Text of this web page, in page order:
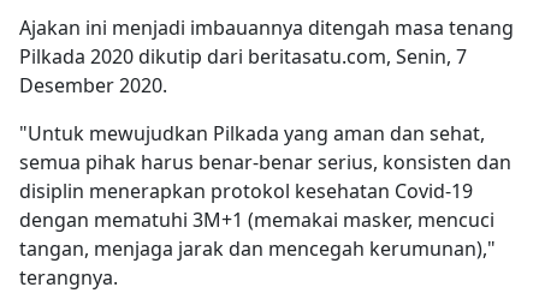
Ajakan ini menjadi imbauannya ditengah masa tenang
Pilkada 2020 dikutip dari beritasatu.com, Senin, 7
Desember 2020.
"Untuk mewujudkan Pilkada yang aman dan sehat,
semua pihak harus benar-benar serius, konsisten dan
disiplin menerapkan protokol kesehatan Covid-19
dengan mematuhi 3M+1 (memakai masker, mencuci
tangan, menjaga jarak dan mencegah kerumunan),"
terangnya.